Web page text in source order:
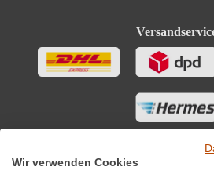
Wir verwenden Cookies